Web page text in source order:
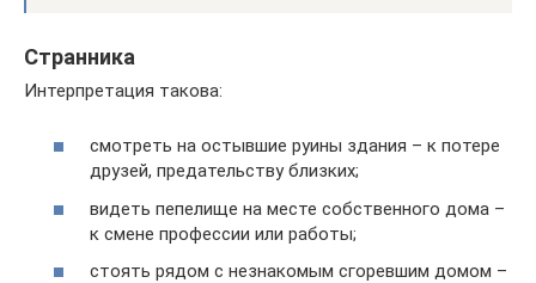
Странника
Интерпретация такова:
смотреть на остывшие руины здания – к потере
друзей, предательству близких;
видеть пепелище на месте собственного дома –
к смене профессии или работы;
стоять рядом с незнакомым сгоревшим домом –